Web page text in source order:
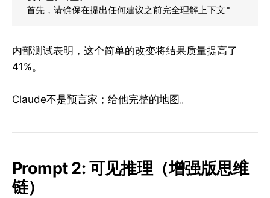
内部测试表明，这个简单的改变将结果质量提高了
41%。
Claude不是预言家；给他完整的地图。
Prompt 2: 可见推理（增强版思维
链）